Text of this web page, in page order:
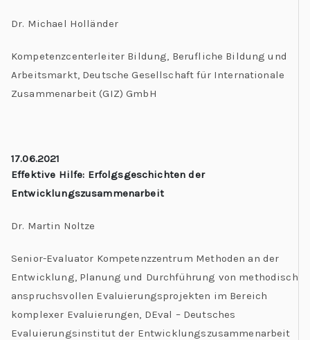
Dr. Michael Holländer
Kompetenzcenterleiter Bildung, Berufliche Bildung und
Arbeitsmarkt, Deutsche Gesellschaft für Internationale
Zusammenarbeit (GIZ) GmbH
17.06.2021
Effektive Hilfe: Erfolgsgeschichten der
Entwicklungszusammenarbeit
Dr. Martin Noltze
Senior-Evaluator Kompetenzzentrum Methoden an der
Entwicklung, Planung und Durchführung von methodisch
anspruchsvollen Evaluierungsprojekten im Bereich
komplexer Evaluierungen, DEval – Deutsches
Evaluierungsinstitut der Entwicklungszusammenarbeit